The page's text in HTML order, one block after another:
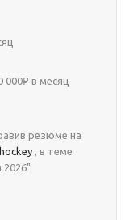
000₽ в месяц
резюме на
, в теме
2026"